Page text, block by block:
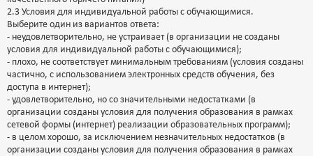
2.3 Условия для индивидуальной работы с обучающимися.
Выберите один из вариантов ответа:
- неудовлетворительно, не устраивает (в организации не созданы
условия для индивидуальной работы с обучающимися);
- плохо, не соответствует минимальным требованиям (условия созданы
частично, с использованием электронных средств обучения, без
доступа в интернет);
- удовлетворительно, но со значительными недостатками (в
организации созданы условия для получения образования в рамках
сетевой формы (интернет) реализации образовательных программ);
- в целом хорошо, за исключением незначительных недостатков (в
организации созданы условия для получения образования в рамках